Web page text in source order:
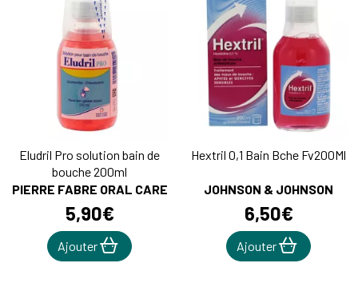
Eludril Pro solution bain de
bouche 200ml
PIERRE FABRE ORAL CARE
5,90€
Ajouter
Hextril 0,1 Bain Bche Fv200Ml
JOHNSON & JOHNSON
6,50€
Ajouter